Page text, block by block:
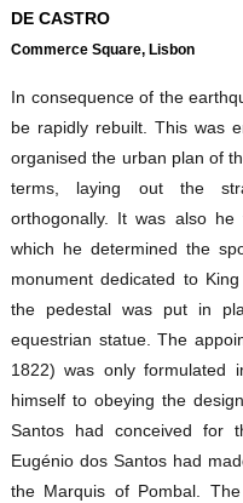
DE CASTRO
Commerce Square, Lisbon
In consequence of the
be rapidly rebuilt. This was
organised the urban plan of
terms, laying out the
orthogonally. It was also he
which he determined the
monument dedicated to
the pedestal was put in
equestrian statue. The
1822) was only formulated
himself to obeying the
Santos had conceived for
Eugénio dos Santos had
the Marquis of Pombal.